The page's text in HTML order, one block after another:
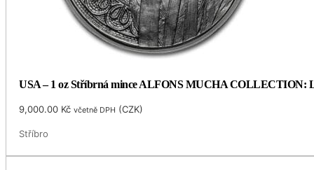
USA – 1 oz Stříbrná mince ALFONS MUCHA COLLECTION:
9,000.00 Kč včetně DPH (CZK)
Stříbro